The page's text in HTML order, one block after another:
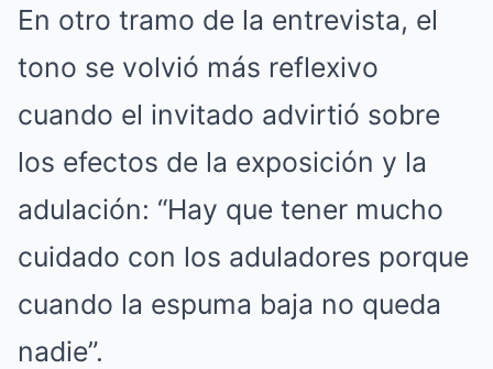
En otro tramo de la entrevista, el
tono se volvió más reflexivo
cuando el invitado advirtió sobre
los efectos de la exposición y la
adulación: “Hay que tener mucho
cuidado con los aduladores porque
cuando la espuma baja no queda
nadie”.